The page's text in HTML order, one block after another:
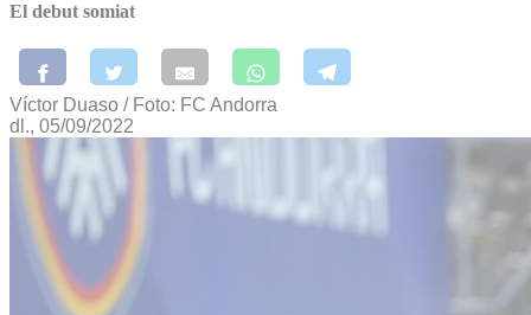
El debut somiat
Víctor Duaso / Foto: FC Andorra
dl., 05/09/2022